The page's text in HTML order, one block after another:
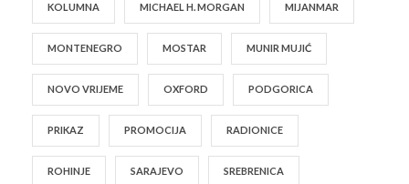
KOLUMNA MICHAEL H. MORGAN MIJANMAR
MONTENEGRO MOSTAR MUNIR MUJIĆ
NOVO VRIJEME OXFORD PODGORICA
PRIKAZ PROMOCIJA RADIONICE
ROHINJE SARAJEVO SREBRENICA